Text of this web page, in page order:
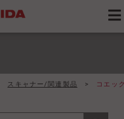
スキャナー/関連製品 >
コエッ